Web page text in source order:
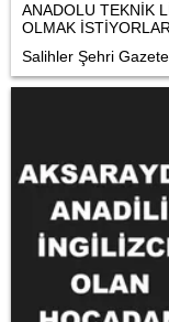
ANADOLU TEKNİK
OLMAK
Salihler Şehri